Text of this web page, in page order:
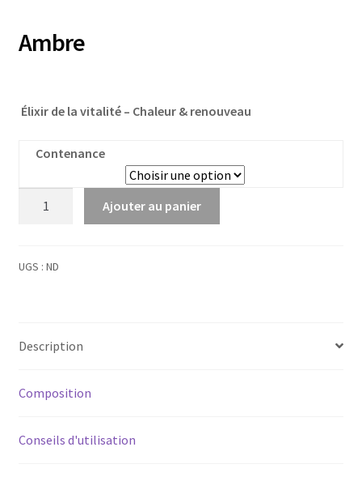
Ambre
Élixir de la vitalité – Chaleur & renouveau
Contenance
Ajouter au panier
UGS : ND
Description
Composition
Conseils d'utilisation